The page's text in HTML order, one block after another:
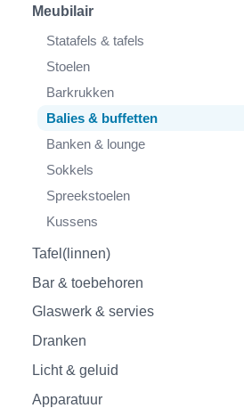
Meubilair
Statafels & tafels
Stoelen
Barkrukken
Balies & buffetten
Banken & lounge
Sokkels
Spreekstoelen
Kussens
Tafel(linnen)
Bar & toebehoren
Glaswerk & servies
Dranken
Licht & geluid
Apparatuur